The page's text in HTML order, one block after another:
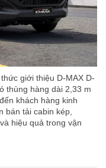
giới thiệu D-MAX D-
thùng hàng dài 2,33 m
khách hàng kinh
bán tải cabin kép,
hiệu quả trong vận